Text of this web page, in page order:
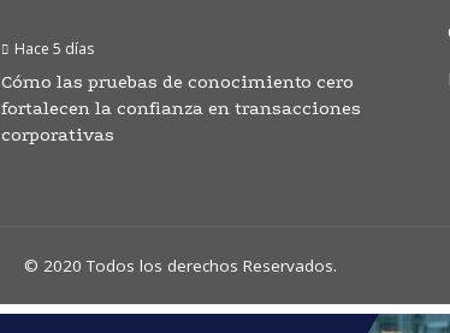
Hace 5 días
Cómo las pruebas de conocimiento cero
fortalecen la confianza en transacciones
corporativas
© 2020 Todos los derechos Reservados.